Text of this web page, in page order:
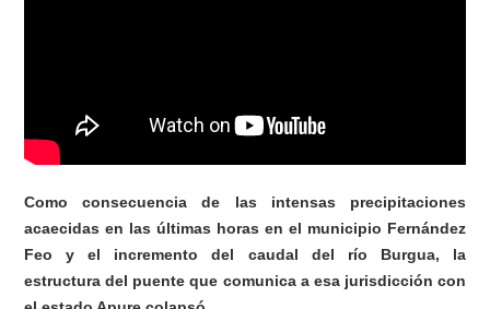
Como consecuencia de las intensas precipitaciones
acaecidas en las últimas horas en el municipio Fernández
Feo y el incremento del caudal del río Burgua, la
estructura del puente que comunica a esa jurisdicción con